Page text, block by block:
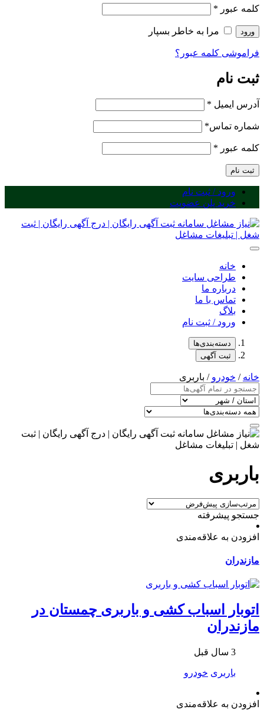
کلمه عبور *
ورود مرا به خاطر بسپار
فراموشی کلمه عبور؟
ثبت نام
آدرس ایمیل *
شماره تماس*
کلمه عبور *
ثبت نام
ورود / ثبت نام
خرید پلن عضویت
خانه
طراحی سایت
درباره ما
تماس با ما
بلاگ
ورود / ثبت نام
دسته‌بندی‌ها
ثبت آگهی
خانه / خودرو / باربری
باربری
جستجو پیشرفته
افزودن به علاقه‌مندی
مازندران
اتوبار اسباب کشی و باربری چمستان در
مازندران
3 سال قبل
باربری خودرو
افزودن به علاقه‌مندی